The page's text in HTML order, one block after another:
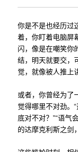
你是不是也经历过
着，你盯着电脑屏
闪，像是在嘲笑你
结，明天就要交，
觉，就像被人推上
或者，你曾经为了
觉得哪里不对劲。
底对不对？”“语气
的达摩克利斯之剑